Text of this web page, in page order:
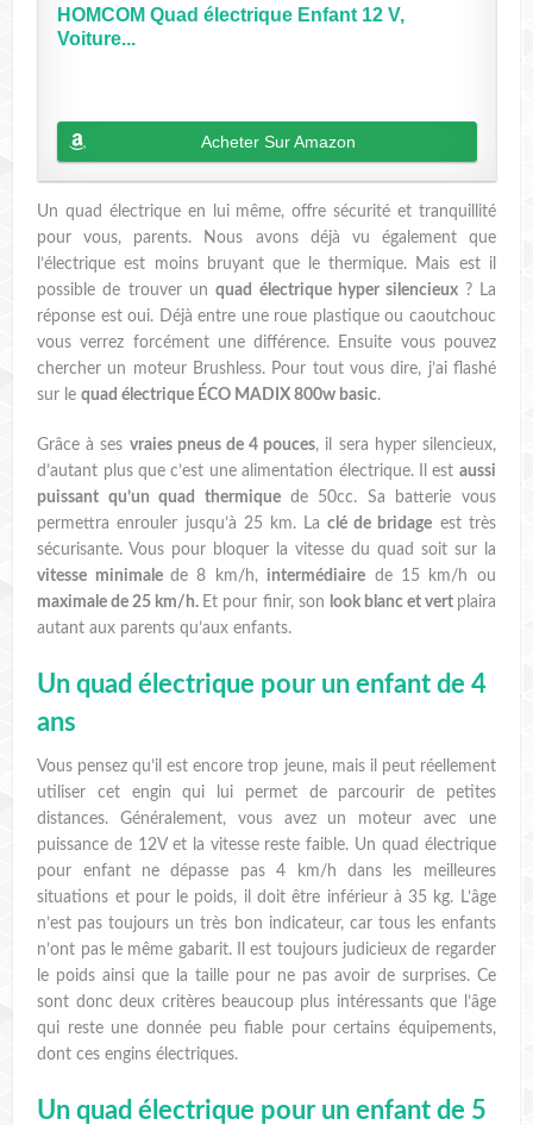
HOMCOM Quad électrique Enfant 12 V,
Voiture...
Acheter Sur Amazon
Un quad électrique en lui même, offre sécurité et tranquillité
pour vous, parents. Nous avons déjà vu également que
l’électrique est moins bruyant que le thermique. Mais est il
possible de trouver unquad électrique hyper silencieux ? La
réponse est oui. Déjà entre une roue plastique ou caoutchouc
vous verrez forcément une différence. Ensuite vous pouvez
chercher un moteur Brushless. Pour tout vous dire, j’ai flashé
sur lequad électrique ÉCO MADIX 800w basic.
Grâce à ses vraies pneus de 4 pouces, il sera hyper silencieux,
d’autant plus que c’est une alimentation électrique. Il est aussi
puissant qu’un quad thermique de 50cc. Sa batterie vous
permettra enrouler jusqu’à 25 km. Laclé de bridage est très
sécurisante. Vous pour bloquer la vitesse du quad soit sur la
vitesse minimalede 8 km/h, intermédiaire de 15 km/h ou
maximale de 25 km/h. Et pour finir, son look blanc et vert plaira
autant aux parents qu’aux enfants.
Un quad électrique pour un enfant de 4
ans
Vous pensez qu’il est encore trop jeune, mais il peut réellement
utiliser cet engin qui lui permet de parcourir de petites
distances. Généralement, vous avez un moteur avec une
puissance de 12V et la vitesse reste faible. Un quad électrique
pour enfant ne dépasse pas 4 km/h dans les meilleures
situations et pour le poids, il doit être inférieur à 35 kg. L’âge
n’est pas toujours un très bon indicateur, car tous les enfants
n’ont pas le même gabarit. Il est toujours judicieux de regarder
le poids ainsi que la taille pour ne pas avoir de surprises. Ce
sont donc deux critères beaucoup plus intéressants que l’âge
qui reste une donnée peu fiable pour certains équipements,
dont ces engins électriques.
Un quad électrique pour un enfant de 5